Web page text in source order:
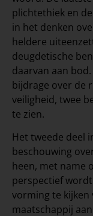
plichtethiek en
in het denken
heldere
deugdetische
daarvan aan
bijdrage over de
veiligheid, twee
te zien.
Het tweede deel
beschouwing
heen, met name
perspectief
vorming te kijken
maatschappij